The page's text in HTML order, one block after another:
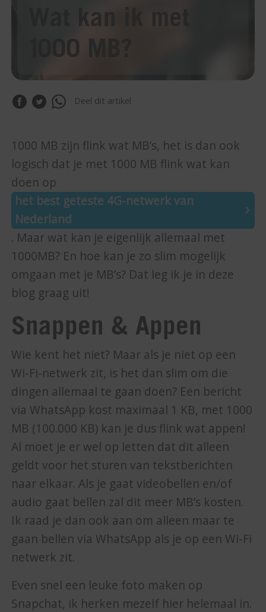
Wat kan ik met
1000 MB?
Deel dit artikel
1000 MB zijn flink wat MB’s, het is dan ook
logisch dat je met 1000 MB flink wat kan
doen op
het best geteste 4G-netwerk van
Nederland
. Maar wat kan je eigenlijk allemaal met
1000MB? En hoe kan je zo slim mogelijk
omgaan met je MB’s? Dat leg ik je in deze
blog graag uit!
Snappen & Appen
Wie kent het niet? Maar als je niet op een
Wi-Fi-netwerk zit, is het dan slim om die
dingen allemaal te gaan doen? Een bericht
via WhatsApp kost maximaal 1 KB, met 1000
MB (100.000 KB) kan je dus flink wat appen!
Al moet je er wel op letten dat dit alleen
geldt voor het sturen van tekstberichten
naar elkaar. Als je gaat videobellen en/of
audio gaat bellen zal dit meer MB’s kosten.
Ik raad je dan ook aan om alleen maar te
gaan bellen via WhatsApp als je op een Wi-Fi
netwerk zit.
Even snel een leuke foto maken op
Snapchat, ik herken mezelf hier helemaal in.